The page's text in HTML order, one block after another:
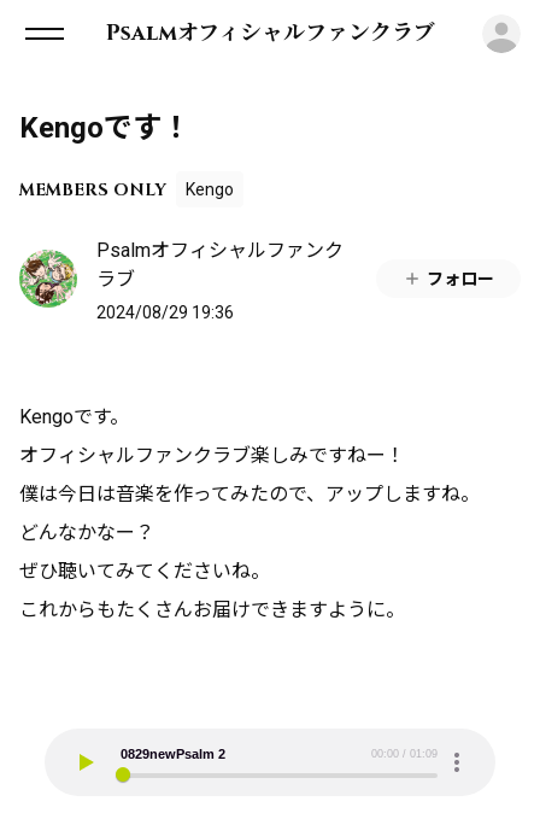
Psalmオフィシャルファンクラブ
Kengoです！
MEMBERS ONLY Kengo
Psalmオフィシャルファンク
ラブ
2024/08/29 19:36
フォロー
Kengoです。
オフィシャルファンクラブ楽しみですねー！
僕は今日は音楽を作ってみたので、アップしますね。
どんなかなー？
ぜひ聴いてみてくださいね。
これからもたくさんお届けできますように。